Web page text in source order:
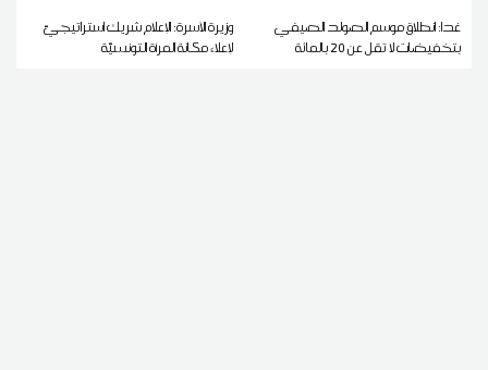
غدا: انطلاق موسم الصولد الصيفي
بتخفيضات لا تقل عن 20 بالمائة
وزيرة الأسرة: الإعلام شريك استراتيجيّ
لإعلاء مكانة المرأة التونسيّة